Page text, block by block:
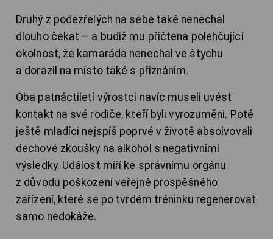
Druhý z podezřelých na sebe také nenechal
dlouho čekat – a budiž mu přičtena polehčující
okolnost, že kamaráda nenechal ve štychu
a dorazil na místo také s přiznáním.
Oba patnáctiletí výrostci navíc museli uvést
kontakt na své rodiče, kteří byli vyrozuměni. Poté
ještě mladíci nejspíš poprvé v životě absolvovali
dechové zkoušky na alkohol s negativními
výsledky. Událost míří ke správnímu orgánu
z důvodu poškození veřejně prospěšného
zařízení, které se po tvrdém tréninku regenerovat
samo nedokáže.